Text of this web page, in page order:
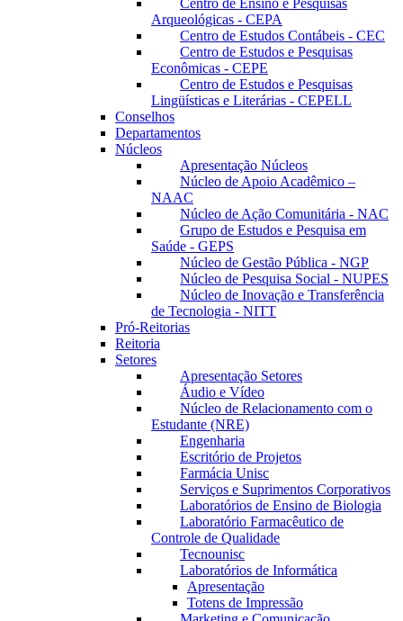
Centro de Ensino e Pesquisas
Arqueológicas - CEPA
Centro de Estudos Contábeis - CEC
Centro de Estudos e Pesquisas
Econômicas - CEPE
Centro de Estudos e Pesquisas
Lingüísticas e Literárias - CEPELL
Conselhos
Departamentos
Núcleos
Apresentação Núcleos
Núcleo de Apoio Acadêmico –
NAAC
Núcleo de Ação Comunitária - NAC
Grupo de Estudos e Pesquisa em
Saúde - GEPS
Núcleo de Gestão Pública - NGP
Núcleo de Pesquisa Social - NUPES
Núcleo de Inovação e Transferência
de Tecnologia - NITT
Pró-Reitorias
Reitoria
Setores
Apresentação Setores
Áudio e Vídeo
Núcleo de Relacionamento com o
Estudante (NRE)
Engenharia
Escritório de Projetos
Farmácia Unisc
Serviços e Suprimentos Corporativos
Laboratórios de Ensino de Biologia
Laboratório Farmacêutico de
Controle de Qualidade
Tecnounisc
Laboratórios de Informática
Apresentação
Totens de Impressão